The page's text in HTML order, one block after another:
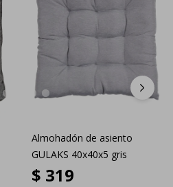
Almohadón de asiento
GULAKS 40x40x5 gris
$ 319